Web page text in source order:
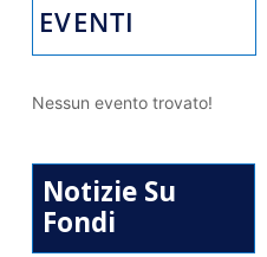
EVENTI
Nessun evento trovato!
Notizie Su
Fondi